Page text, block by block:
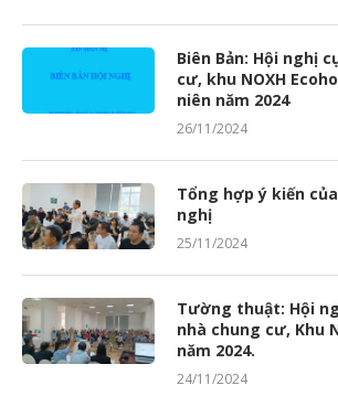
Biên Bản: Hội nghị
cư, khu NOXH
niên năm 2024
26/11/2024
Tổng hợp ý kiến
nghị
25/11/2024
Tường thuật: Hội
nhà chung cư, Khu
năm 2024.
24/11/2024